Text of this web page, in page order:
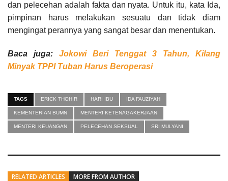
dan pelecehan adalah fakta dan nyata. Untuk itu, kata Ida,
pimpinan harus melakukan sesuatu dan tidak diam
mengingat perannya yang sangat besar dan menentukan.
Baca juga: Jokowi Beri Tenggat 3 Tahun, Kilang
Minyak TPPI Tuban Harus Beroperasi
TAGS ERICK THOHIR HARI IBU IDA FAUZIYAH
KEMENTERIAN BUMN MENTERI KETENAGAKERJAAN
MENTERI KEUANGAN PELECEHAN SEKSUAL SRI MULYANI
RELATED ARTICLES MORE FROM AUTHOR